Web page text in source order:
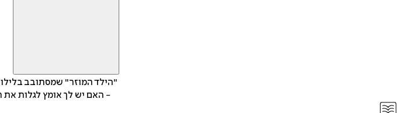
"הילד המוזר" שמסתובב
- האם יש לך אומץ לגלות